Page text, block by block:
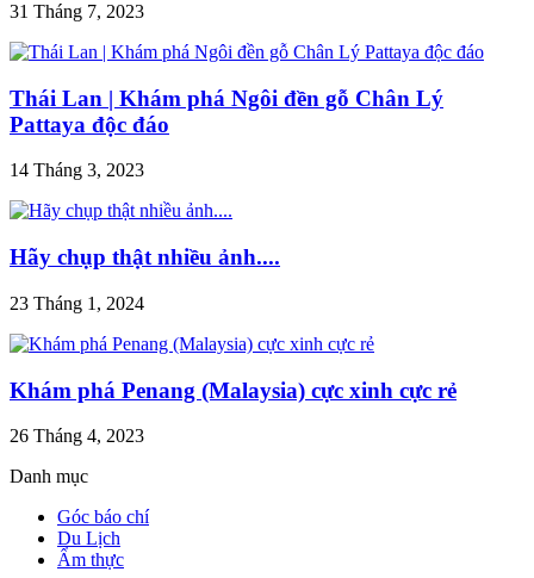
31 Tháng 7, 2023
Thái Lan | Khám phá Ngôi đền gỗ Chân Lý
Pattaya độc đáo
14 Tháng 3, 2023
Hãy chụp thật nhiều ảnh....
23 Tháng 1, 2024
Khám phá Penang (Malaysia) cực xinh cực rẻ
26 Tháng 4, 2023
Danh mục
Góc báo chí
Du Lịch
Ẩm thực